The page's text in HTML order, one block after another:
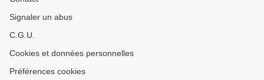
Signaler un abus
C.G.U.
Cookies et données personnelles
Préférences cookies